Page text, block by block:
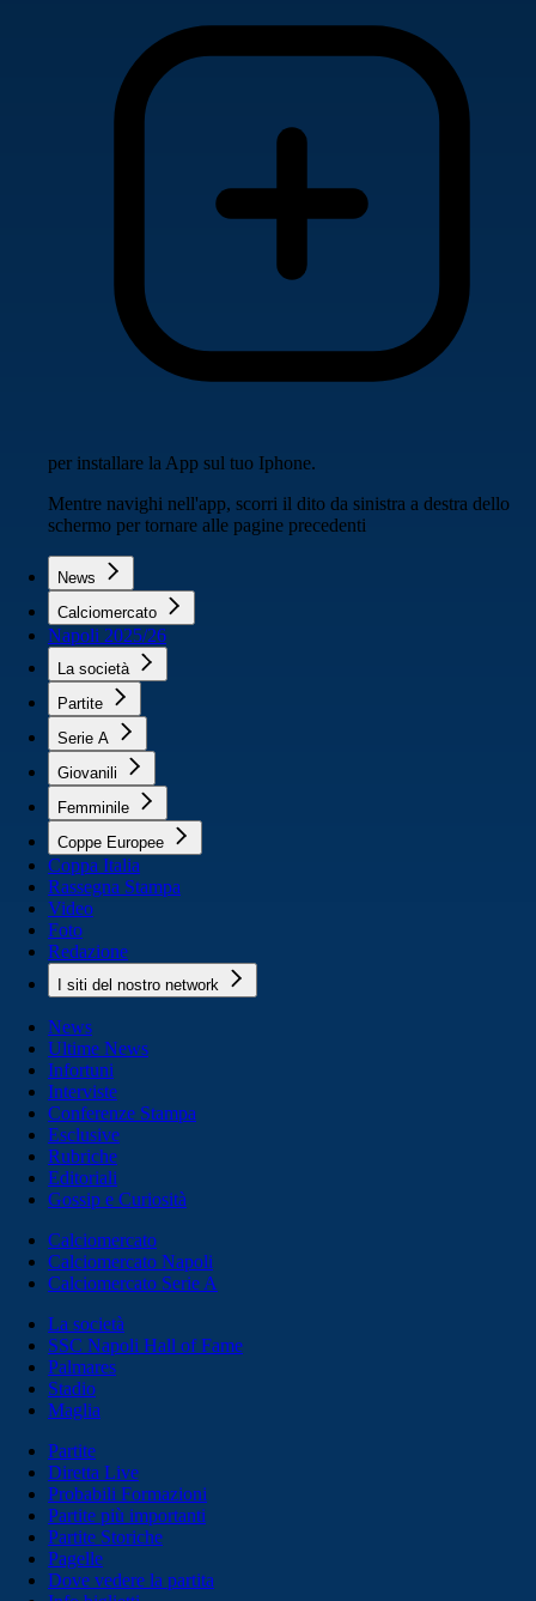
per installare la App sul tuo Iphone.
Mentre navighi nell'app, scorri il dito da sinistra a destra dello
schermo per tornare alle pagine precedenti
News
Calciomercato
Napoli 2025/26
La società
Partite
Serie A
Giovanili
Femminile
Coppe Europee
Coppa Italia
Rassegna Stampa
Video
Foto
Redazione
I siti del nostro network
News
Ultime News
Infortuni
Interviste
Conferenze Stampa
Esclusive
Rubriche
Editoriali
Gossip e Curiosità
Calciomercato
Calciomercato Napoli
Calciomercato Serie A
La società
SSC Napoli Hall of Fame
Palmares
Stadio
Maglia
Partite
Diretta Live
Probabili Formazioni
Partite più importanti
Partite Storiche
Pagelle
Dove vedere la partita